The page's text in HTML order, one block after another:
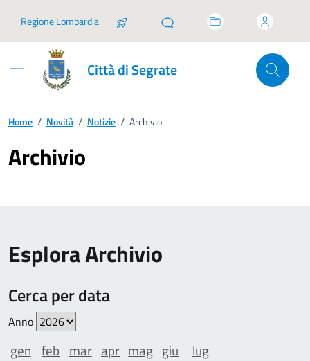
Regione Lombardia
Città di Segrate
Home / Novità / Notizie / Archivio
Archivio
Esplora Archivio
Cerca per data
Anno
gen feb mar apr mag giu lug